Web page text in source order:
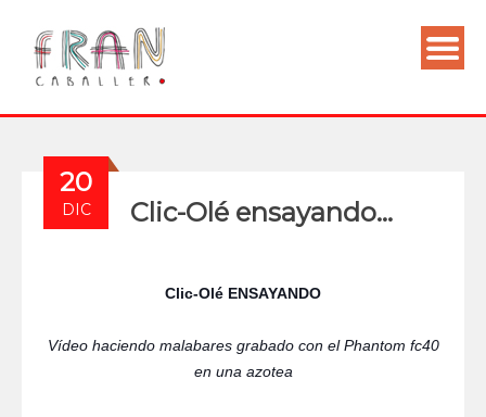
20
DIC Clic-Olé ensayando…
Clic-Olé ENSAYANDO
Vídeo haciendo malabares grabado con el Phantom fc40
en una azotea